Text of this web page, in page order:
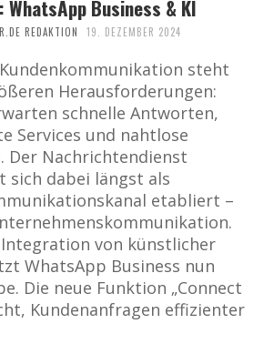
Business & KI
REDAKTION 19. DEZEMBER 2024
steht
Herausforderungen:
schnelle Antworten,
Services und nahtlose
Der Nachrichtendienst
sich dabei längst als
etabliert –
von künstlicher
WhatsApp Business nun
Die neue Funktion „Connect
Kundenanfragen effizienter